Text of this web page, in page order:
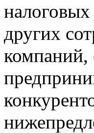
других
компаний,